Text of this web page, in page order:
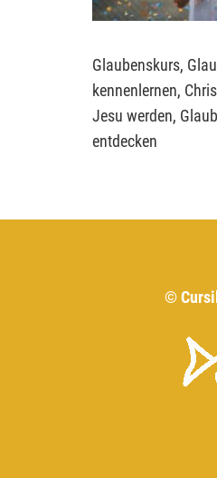
Glaubenskurs,
kennenlernen,
Jesu werden,
entdecken
©